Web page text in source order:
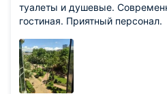
туалеты и душевые.
гостиная. Приятный персонал.